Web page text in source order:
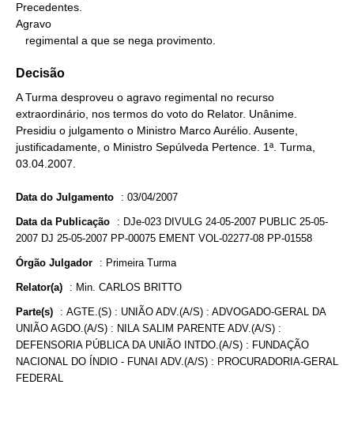
Precedentes.
Agravo
   regimental a que se nega provimento.
Decisão
A Turma desproveu o agravo regimental no recurso
extraordinário, nos termos do voto do Relator. Unânime.
Presidiu o julgamento o Ministro Marco Aurélio. Ausente,
justificadamente, o Ministro Sepúlveda Pertence. 1ª. Turma,
03.04.2007.
Data do Julgamento : 03/04/2007
Data da Publicação : DJe-023 DIVULG 24-05-2007 PUBLIC 25-05-
2007 DJ 25-05-2007 PP-00075 EMENT VOL-02277-08 PP-01558
Órgão Julgador : Primeira Turma
Relator(a) : Min. CARLOS BRITTO
Parte(s) : AGTE.(S) : UNIÃO ADV.(A/S) : ADVOGADO-GERAL DA
UNIÃO AGDO.(A/S) : NILA SALIM PARENTE ADV.(A/S) :
DEFENSORIA PÚBLICA DA UNIÃO INTDO.(A/S) : FUNDAÇÃO
NACIONAL DO ÍNDIO - FUNAI ADV.(A/S) : PROCURADORIA-GERAL
FEDERAL